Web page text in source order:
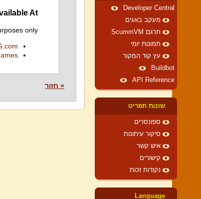
At
only.
« חזור
Developer Central
מעקב באגים
תרגם ScummVM
תמונות יומי
עץ קוד המקור
Buildbot
API Reference
שונות תפריט
ספונסרים
סיקור עיתונות
איש קשר
קישורים
נקודות זכות
Language